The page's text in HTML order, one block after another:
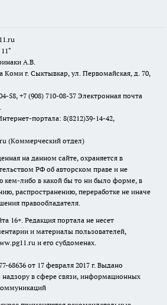
А.В.
Коми г. Сыктывкар, ул. Первомайская, д. 70,
58, +7 (908) 710-08-37 Электронная почта
.
портала: 8(8212)39-14-42,
(Коммерческий отдел)
на данном сайте, охраняется в
РФ об авторском праве и не
кем-либо в какой бы то ни было форме, в
распространению, переработке не иначе
правообладателя.
16+. Редакция портала не несет
и материалы пользователей,
и его субдоменах.
68636от 17 февраля 2017 г. Выдано
в сфере связи, информационных